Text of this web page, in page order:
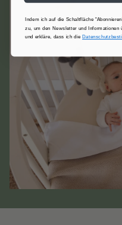
Indem ich auf die Schaltfläche
zu, um den Newsletter und Informationen
und erkläre, dass ich die